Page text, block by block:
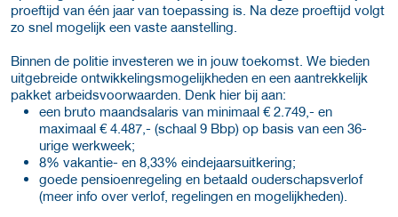
proeftijd van één jaar van toepassing is. Na deze proeftijd volgt
zo snel mogelijk een vaste aanstelling.
Binnen de politie investeren we in jouw toekomst. We bieden
uitgebreide ontwikkelingsmogelijkheden en een aantrekkelijk
pakket arbeidsvoorwaarden. Denk hier bij aan:
een bruto maandsalaris van minimaal € 2.749,- en
maximaal € 4.487,- (schaal 9 Bbp) op basis van een 36-
urige werkweek;
8% vakantie- en 8,33% eindejaarsuitkering;
goede pensioenregeling en betaald ouderschapsverlof
(meer info over verlof, regelingen en mogelijkheden).